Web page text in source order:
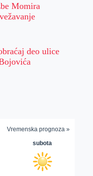
Momira
deo ulice